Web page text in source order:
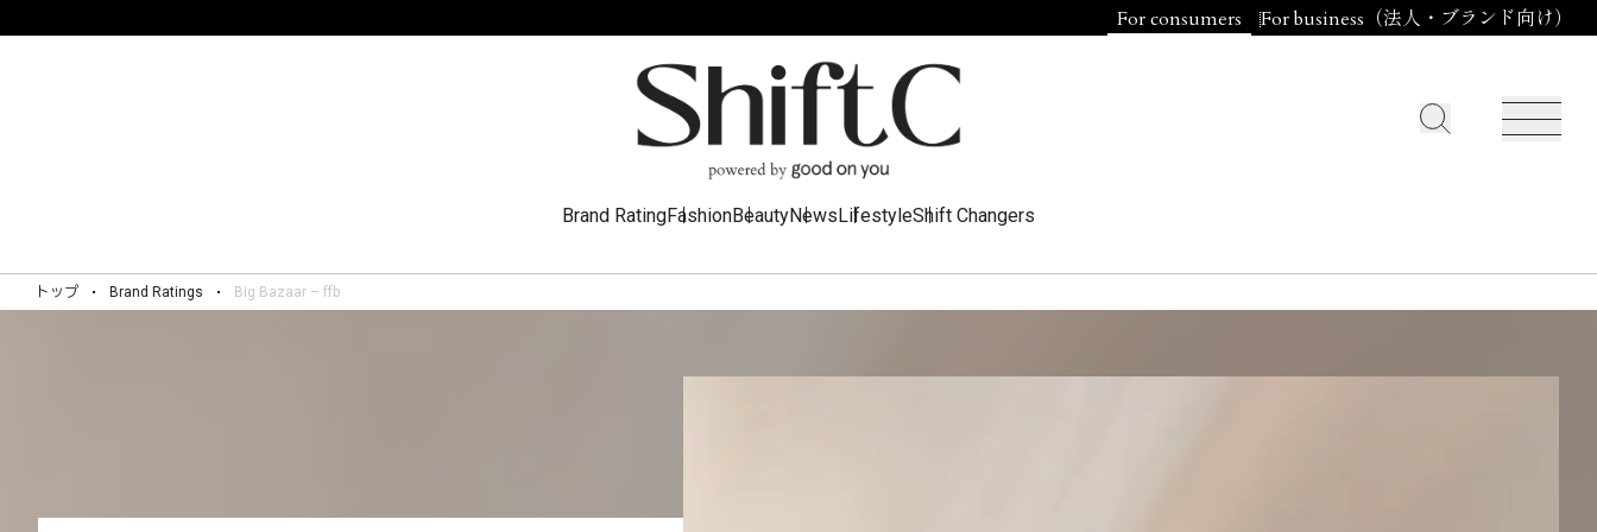
For consumers For business（法人・ブランド向け）
Brand RatingFashionBeautyNewsLifestyleShift Changers
トップ Brand Ratings Big Bazaar – ffb